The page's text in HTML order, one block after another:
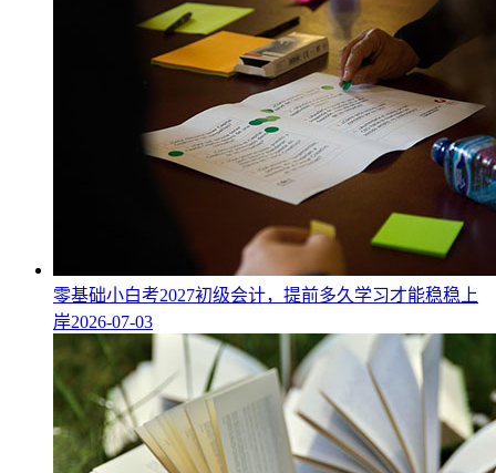
零基础小白考2027初级会计，提前多久学习才能稳稳上
岸2026-07-03